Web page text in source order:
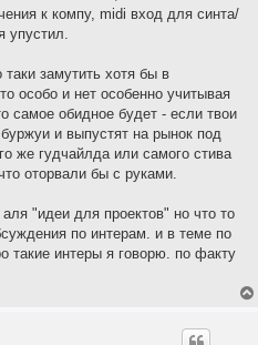
к компу, midi вход для синта/
упустил.
замутить хотя бы в
особо и нет особенно учитывая
самое обидное будет - если твои
и выпустят на рынок под
же гудчайлда или самого стива
оторвали бы с руками.
"идеи для проектов" но что то
по интерам. и в теме по
такие интеры я говорю. по факту